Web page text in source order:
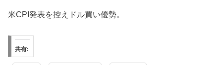
米CPI発表を控えドル買い優勢。
共有: